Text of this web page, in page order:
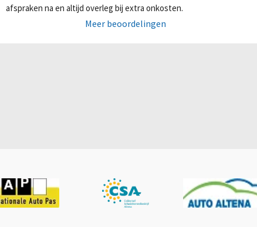
afspraken na en altijd overleg bij extra onkosten.
Meer beoordelingen